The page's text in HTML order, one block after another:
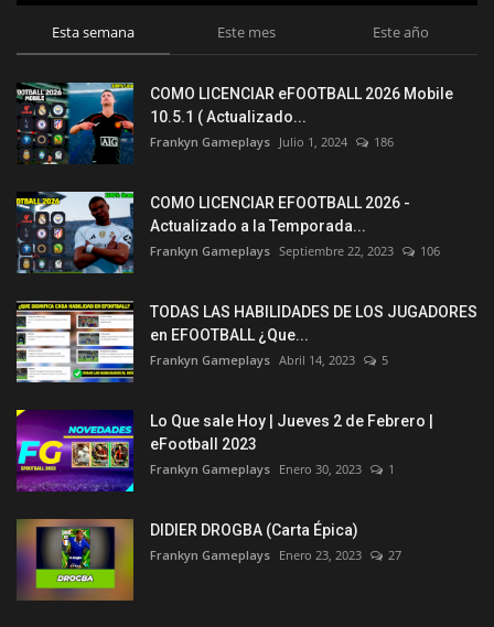
Esta semana Este mes Este año
COMO LICENCIAR eFOOTBALL 2026 Mobile
10.5.1 ( Actualizado...
Frankyn Gameplays Julio 1, 2024 186
COMO LICENCIAR EFOOTBALL 2026 -
Actualizado a la Temporada...
Frankyn Gameplays Septiembre 22, 2023 106
TODAS LAS HABILIDADES DE LOS JUGADORES
en EFOOTBALL ¿Que...
Frankyn Gameplays Abril 14, 2023 5
Lo Que sale Hoy | Jueves 2 de Febrero |
eFootball 2023
Frankyn Gameplays Enero 30, 2023 1
DIDIER DROGBA (Carta Épica)
Frankyn Gameplays Enero 23, 2023 27